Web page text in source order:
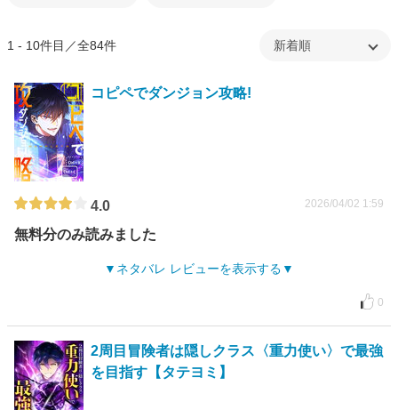
1 - 10件目／全84件
コピペでダンジョン攻略!
4.0 2026/04/02 1:59
無料分のみ読みました
ネタバレ レビューを表示する
0
2周目冒険者は隠しクラス〈重力使い〉で最強
を目指す【タテヨミ】